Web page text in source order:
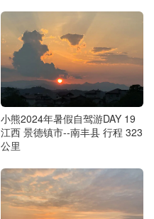
小熊2024年暑假自驾游DAY 19
江西 景德镇市--南丰县 行程 323
公里